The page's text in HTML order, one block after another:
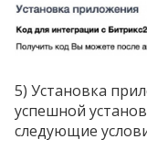
5) Установка
успешной
следующие